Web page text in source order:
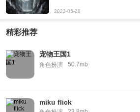
2023-05-28
精彩推荐
宠物王国1
角色扮演 50.7mb
miku flick